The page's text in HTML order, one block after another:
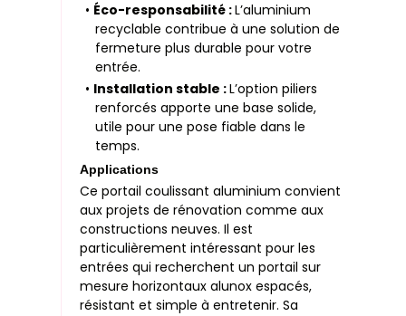
• Éco-responsabilité :L’aluminium
recyclable contribue à une solution de
fermeture plus durable pour votre
entrée.
• Installation stable :L’option piliers
renforcés apporte une base solide,
utile pour une pose fiable dans le
temps.
Applications
Ce portail coulissant aluminium convient
aux projets de rénovation comme aux
constructions neuves. Il est
particulièrement intéressant pour les
entrées qui recherchent un portail sur
mesure horizontaux alunox espacés,
résistant et simple à entretenir. Sa